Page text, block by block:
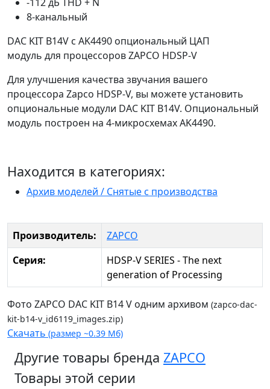
8-канальный
DAC KIT B14V c AK4490 опциональный ЦАП
модуль для процессоров ZAPCO HDSP-V
Для улучшения качества звучания вашего
процессора Zapco HDSP-V, вы можете установить
опциональные модули DAC KIT B14V. Опциональный
модуль построен на 4-микросхемах AK4490.
Находится в категориях:
Архив моделей / Снятые с производства
Производитель:
ZAPCO
Серия:
HDSP-V SERIES - The next
generation of Processing
Фото ZAPCO DAC KIT B14 V одним архивом (zapco-dac-
kit-b14-v_id6119_images.zip)
Скачать (размер ~0.39 Мб)
Другие товары бренда ZAPCO
Товары этой серии